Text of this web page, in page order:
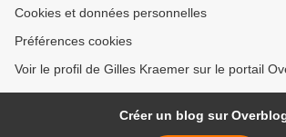
Cookies et données personnelles
Préférences cookies
Voir le profil de Gilles Kraemer sur le portail
Créer un blog sur